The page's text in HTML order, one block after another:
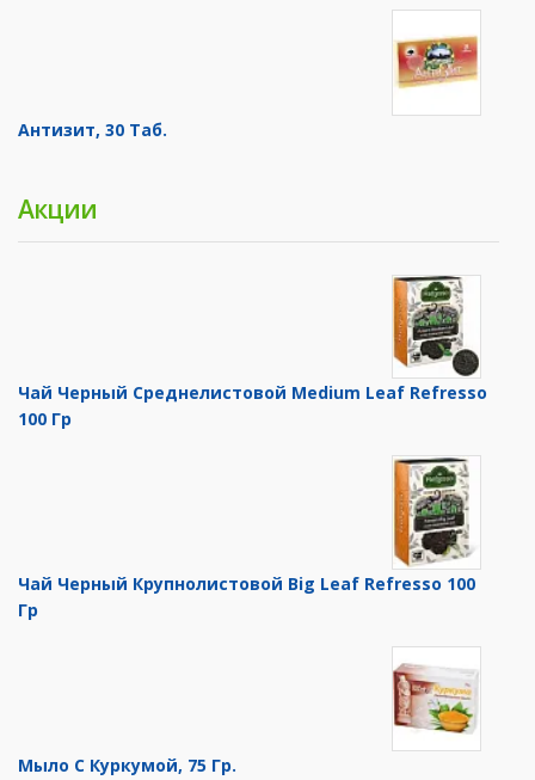
Антизит, 30 Таб.
Акции
Чай Черный Среднелистовой Medium Leaf Refresso
100 Гр
Чай Черный Крупнолистовой Big Leaf Refresso 100
Гр
Мыло С Куркумой, 75 Гр.